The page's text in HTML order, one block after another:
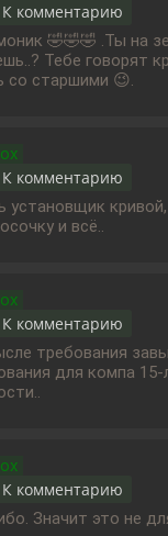
К комментарию
🤣🤣🤣 .Ты на
Тебе говорят
со старшими 😉.
К комментарию
установщик
и всё..
К комментарию
требования
для компа 15-
К комментарию
Значит это не